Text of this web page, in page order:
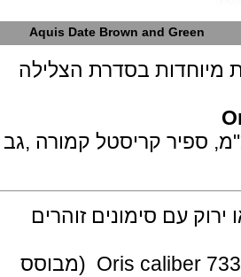
Aquis Date Brown and Green
בסדרת הצלילה
חלד בקוטר 43.5 מ"מ, ספיר קריסטל קמורה ,גב
עם סימונים זוהרים
המנגנון מכני אוטומטי של אוריס דגם Oris caliber 733 (מבוסס